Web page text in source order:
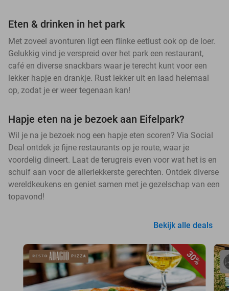
Eten & drinken in het park
Met zoveel avonturen ligt een flinke eetlust ook op de loer.
Gelukkig vind je verspreid over het park een restaurant,
café en diverse snackbars waar je terecht kunt voor een
lekker hapje en drankje. Rust lekker uit en laad helemaal
op, zodat je er weer tegenaan kan!
Hapje eten na je bezoek aan Eifelpark?
Wil je na je bezoek nog een hapje eten scoren? Via Social
Deal ontdek je fijne restaurants op je route, waar je
voordelig dineert. Laat de terugreis even voor wat het is en
schuif aan voor de allerlekkerste gerechten. Ontdek diverse
wereldkeukens en geniet samen met je gezelschap van een
topavond!
Bekijk alle deals
30%